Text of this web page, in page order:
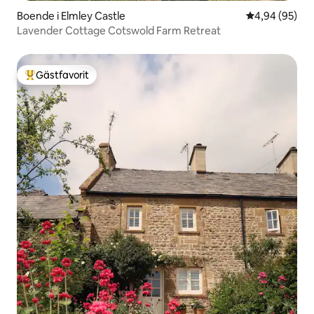
Boende i Elmley Castle 4,94 av 5 i
4,94 (95)
Lavender Cottage Cotswold Farm Retreat
Populär gästfavorit
Gästfavorit